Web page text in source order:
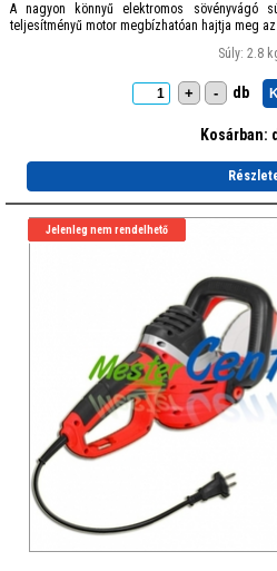
A nagyon könnyű elektromos
teljesítményű motor megbízhatóan hajtja meg az
Súly: 2.8
+ - db
Kosárban:
Jelenleg nem rendelhető